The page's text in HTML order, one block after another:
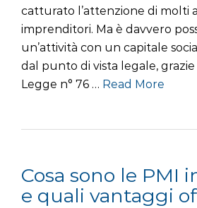
catturato l’attenzione di molti
imprenditori. Ma è davvero
un’attività con un capitale
dal punto di vista legale,
Legge n° 76 … Read More
Cosa sono le PMI
e quali vantaggi